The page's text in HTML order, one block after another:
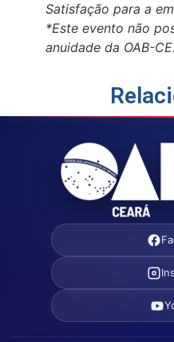
Satisfação para a
*Este evento não
anuidade da OAB-CE.